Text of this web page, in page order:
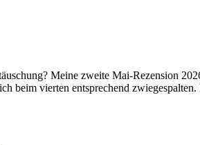
Meine zweite Mai-Rezension
beim vierten entsprechend